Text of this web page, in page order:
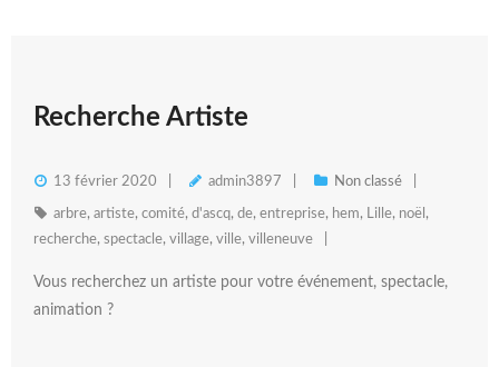
Devis
Recherche Artiste
13 février 2020 admin3897 Non classé
arbre, artiste, comité, d'ascq, de, entreprise, hem, Lille, noël ,
recherche, spectacle, village, ville, villeneuve
Vous recherchez un artiste pour votre événement, spectacle,
animation ?